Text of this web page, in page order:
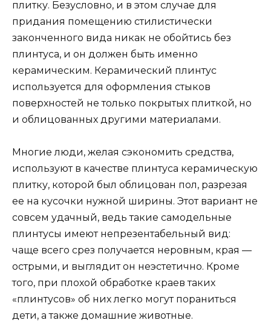
плитку. Безусловно, и в этом случае для
придания помещению стилистически
законченного вида никак не обойтись без
плинтуса, и он должен быть именно
керамическим. Керамический плинтус
используется для оформления стыков
поверхностей не только покрытых плиткой, но
и облицованных другими материалами.
Многие люди, желая сэкономить средства,
используют в качестве плинтуса керамическую
плитку, которой был облицован пол, разрезая
ее на кусочки нужной ширины. Этот вариант не
совсем удачный, ведь такие самодельные
плинтусы имеют непрезентабельный вид:
чаще всего срез получается неровным, края —
острыми, и выглядит он неэстетично. Кроме
того, при плохой обработке краев таких
«плинтусов» об них легко могут пораниться
дети, а также домашние животные.